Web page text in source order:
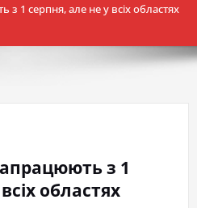
1 серпня, але не у всіх областях
з 1
областях